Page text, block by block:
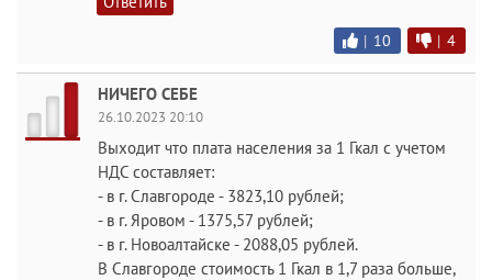
| 10 | 4
НИЧЕГО СЕБЕ
26.10.2023 20:10
Выходит что плата населения за 1 Гкал с учетом
НДС составляет:
- в г. Славгороде - 3823,10 рублей;
- в г. Яровом - 1375,57 рублей;
- в г. Новоалтайске - 2088,05 рублей.
В Славгороде стоимость 1 Гкал в 1,7 раза больше,